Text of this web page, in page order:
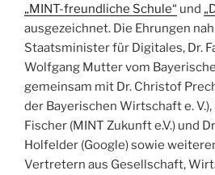
„MINT-freundliche Schule“ und
ausgezeichnet. Die Ehrungen
Staatsminister für Digitales, Dr.
Wolfgang Mutter vom
gemeinsam mit Dr. Christof
der Bayerischen Wirtschaft e.
Fischer (MINT Zukunft e.V.) und
Holfelder (Google) sowie
Vertretern aus Gesellschaft,